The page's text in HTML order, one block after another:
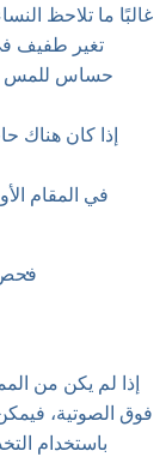
غالبًا ما تلاحظ
تغير طفيف
حساس للمس
إذا كان هناك
في المقام
فحص
إذا لم يكن من
فوق الصوتية،
باستخدام